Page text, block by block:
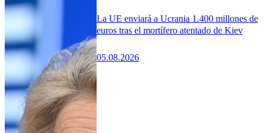
La UE enviará a Ucrania 1.400 millones de
euros tras el mortífero atentado de Kiev
05.08.2026